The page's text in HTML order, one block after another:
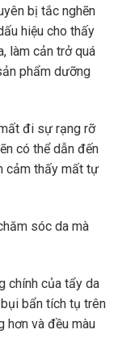
bị tắc nghẽn
hiệu cho thấy
làm cản trở quá
phẩm dưỡng
đi sự rạng rỡ
có thể dẫn đến
cảm thấy mất tự
sóc da mà
chính của tẩy da
bẩn tích tụ trên
hơn và đều màu